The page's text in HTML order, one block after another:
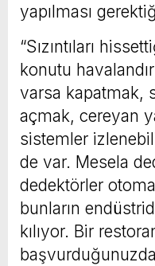
yapılması
“Sızıntıları
konutu
varsa kapatmak,
açmak, cereyan
sistemler
de var. Mesela
dedektörler
bunların
kılıyor. Bir